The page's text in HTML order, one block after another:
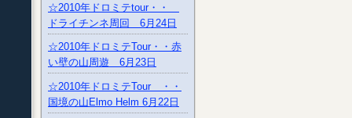
☆2010年ドロミテtour・・
ドライチンネ周回 6月24日
☆2010年ドロミテTour・・赤
い壁の山周遊 6月23日
☆2010年ドロミテTour ・・
国境の山Elmo Helm 6月22日